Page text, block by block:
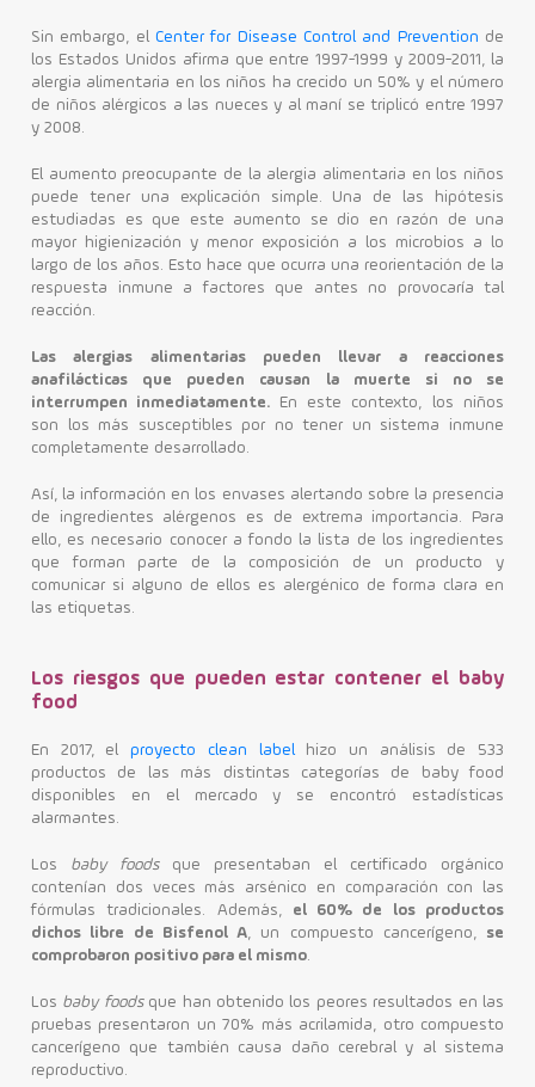
Sin embargo, el Center for Disease Control and Prevention de
los Estados Unidos afirma que entre 1997-1999 y 2009-2011, la
alergia alimentaria en los niños ha crecido un 50% y el número
de niños alérgicos a las nueces y al maní se triplicó entre 1997
y 2008.
El aumento preocupante de la alergia alimentaria en los niños
puede tener una explicación simple. Una de las hipótesis
estudiadas es que este aumento se dio en razón de una
mayor higienización y menor exposición a los microbios a lo
largo de los años. Esto hace que ocurra una reorientación de la
respuesta inmune a factores que antes no provocaría tal
reacción.
Las alergias alimentarias pueden llevar a reacciones
anafilácticas que pueden causan la muerte si no se
interrumpen inmediatamente. En este contexto, los niños
son los más susceptibles por no tener un sistema inmune
completamente desarrollado.
Así, la información en los envases alertando sobre la presencia
de ingredientes alérgenos es de extrema importancia. Para
ello, es necesario conocer a fondo la lista de los ingredientes
que forman parte de la composición de un producto y
comunicar si alguno de ellos es alergénico de forma clara en
las etiquetas.
Los riesgos que pueden estar contener el baby
food
En 2017, el proyecto clean labelhizo un análisis de 533
productos de las más distintas categorías de baby food
disponibles en el mercado y se encontró estadísticas
alarmantes.
Los baby foodsque presentaban el certificado orgánico
contenían dos veces más arsénico en comparación con las
fórmulas tradicionales. Además, el 60% de los productos
dichos libre de Bisfenol A, un compuesto cancerígeno, se
comprobaron positivo para el mismo.
Los baby foodsque han obtenido los peores resultados en las
pruebas presentaron un 70% más acrilamida, otro compuesto
cancerígeno que también causa daño cerebral y al sistema
reproductivo.